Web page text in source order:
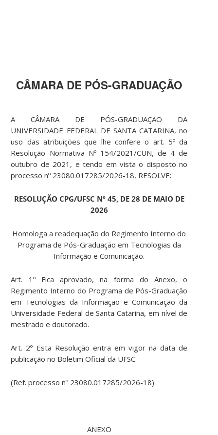
CÂMARA DE PÓS-GRADUAÇÃO
A CÂMARA DE PÓS-GRADUAÇÃO DA
UNIVERSIDADE FEDERAL DE SANTA CATARINA, no
uso das atribuições que lhe confere o art. 5º da
Resolução Normativa Nº 154/2021/CUN, de 4 de
outubro de 2021, e tendo em vista o disposto no
processo nº 23080.017285/2026-18, RESOLVE:
RESOLUÇÃO CPG/UFSC Nº 45, DE 28 DE MAIO DE
2026
Homologa a readequação do Regimento Interno do
Programa de Pós-Graduação em Tecnologias da
Informação e Comunicação.
Art. 1º Fica aprovado, na forma do Anexo, o
Regimento Interno do Programa de Pós-Graduação
em Tecnologias da Informação e Comunicação da
Universidade Federal de Santa Catarina, em nível de
mestrado e doutorado.
Art. 2º Esta Resolução entra em vigor na data de
publicação no Boletim Oficial da UFSC.
(Ref. processo nº 23080.017285/2026-18)
ANEXO